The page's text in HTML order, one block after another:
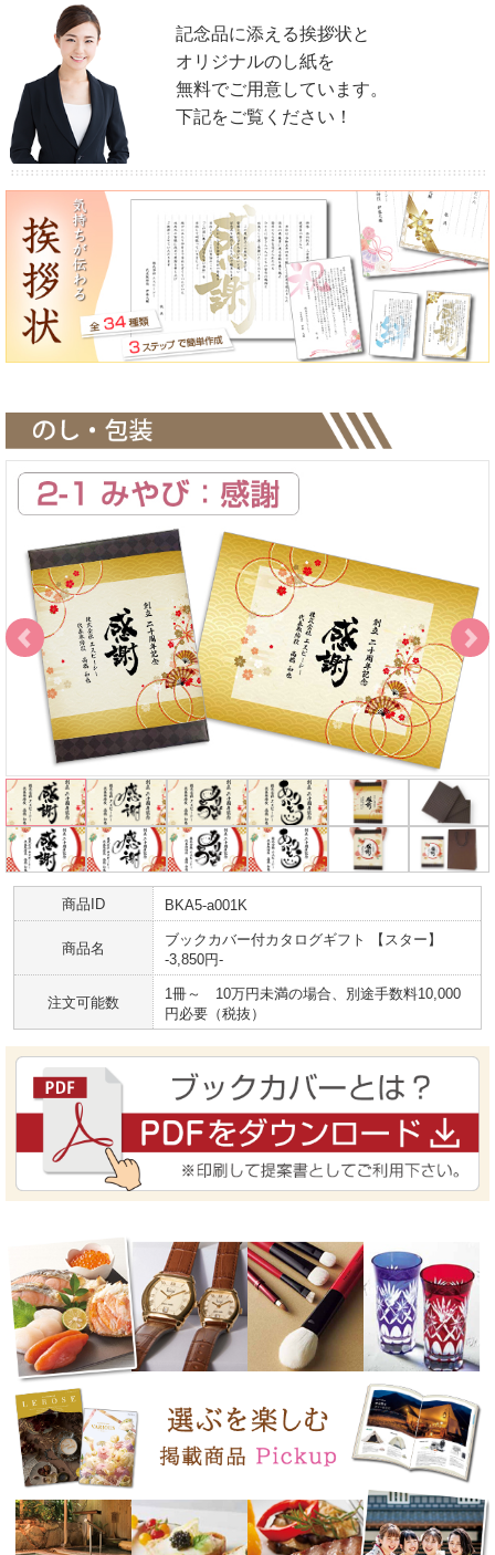
＜挨拶状・メッセージカード＞
便箋タイプやカードタイプなどシーン別に
各種定型の文例もご用意しております。
お客様がお考えになったオリジナル文章での制作も
可能ですので想いを込めて贈ることができます。
＜写真の入稿について＞
＜支払いについて＞
締日での請求書払いや領収書などに関する件もお気軽にご相談くださ
い。
＜個別配送＞
配送先が複数になる場合も、当店で対応可能です。
面倒な送付作業も、配送先リストをご支給いただければ、
＜その他＞
カタログギフトにプラスして資料やパンフレットなど
同送希望の場合は対応させていただきますので
お気軽にご相談ください。
記念品に添える挨拶状と
オリジナルのし紙を
無料でご用意しています。
下記をご覧ください！
商品ID BKA5-a001K
商品名
ブックカバー付カタログギフト 【スター】
-3,850円-
注文可能数
1冊～ 10万円未満の場合、別途手数料10,000
円必要（税抜）